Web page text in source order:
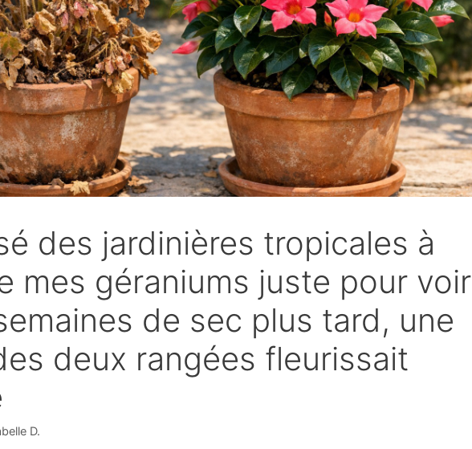
des jardinières tropicales à
mes géraniums juste pour voir
de sec plus tard, une
deux rangées fleurissait
D.